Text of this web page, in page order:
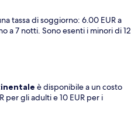
tassa di soggiorno: 6.00 EUR a
a 7 notti. Sono esenti i minori di 12
è disponibile a un costo
per gli adulti e 10 EUR per i